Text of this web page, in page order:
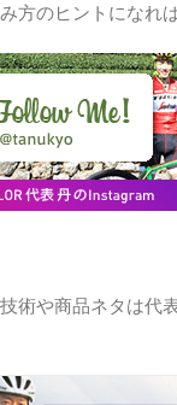
方のヒントになれ
術や商品ネタは代